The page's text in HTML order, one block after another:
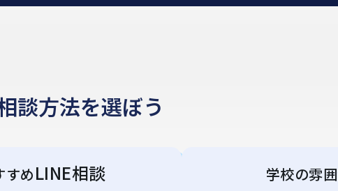
談方法を選ぼう
すめLINE相談 学校の雰